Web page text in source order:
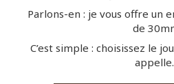
Parlons-en : je vous offre un
de
C’est simple : choisissez le
appelle.